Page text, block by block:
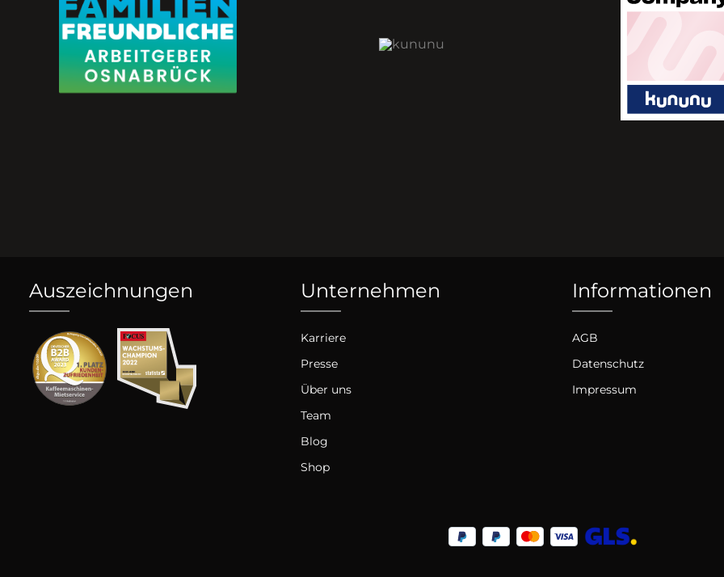
Auszeichnungen Unternehmen
Karriere
Presse
Über uns
Team
Blog
Shop
Informationen
AGB
Datenschutz
Impressum